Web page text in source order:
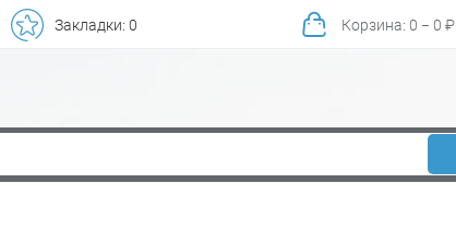
Закладки: 0 Корзина: 0 − 0 ₽